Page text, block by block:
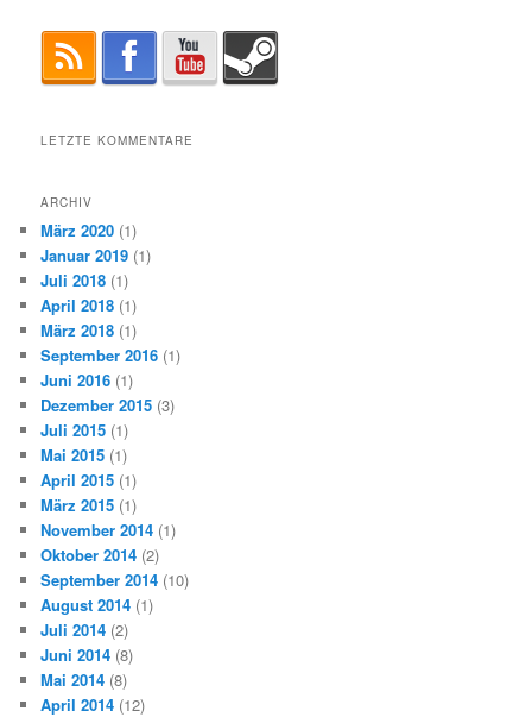
LETZTE KOMMENTARE
ARCHIV
März 2020 (1)
Januar 2019 (1)
Juli 2018 (1)
April 2018 (1)
März 2018 (1)
September 2016 (1)
Juni 2016 (1)
Dezember 2015 (3)
Juli 2015 (1)
Mai 2015 (1)
April 2015 (1)
März 2015 (1)
November 2014 (1)
Oktober 2014 (2)
September 2014 (10)
August 2014 (1)
Juli 2014 (2)
Juni 2014 (8)
Mai 2014 (8)
April 2014 (12)